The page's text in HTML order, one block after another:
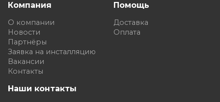
Компания
О компании
Новости
Партнёры
Заявка на инсталляцию
Вакансии
Контакты
Помощь
Доставка
Оплата
Наши контакты